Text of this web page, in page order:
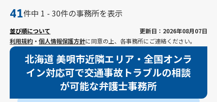
41件中 1 - 30件の事務所を表示
並び順について
更新日：2026年08月07日
利用規約 ・個人情報保護方針に同意の上、各事務所にご連絡ください。
北海道 美唄市近隣エリア・全国オンラ
イン対応可で交通事故トラブルの相談
が可能な弁護士事務所